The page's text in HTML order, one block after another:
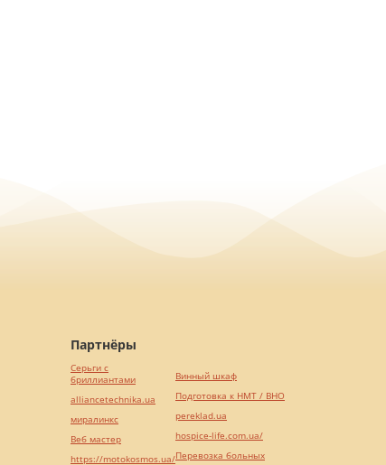
Партнёры
Серьги с
бриллиантами
alliancetechnika.ua
миралинкс
Веб мастер
https://motokosmos.ua/
Винный шкаф
Подготовка к НМТ / ВНО
pereklad.ua
hospice-life.com.ua/
Перевозка больных